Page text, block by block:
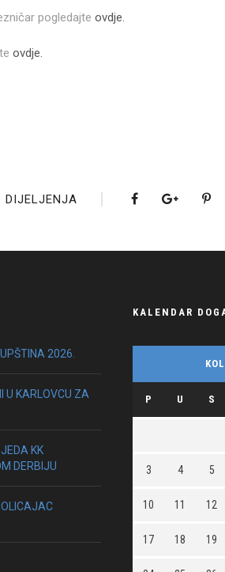
pogledajte ovdje.
ovdje.
DIJELJENJA
2026.
U KARLOVCU ZA
KK
DERBIJU
KALENDAR
P U S
3 4 5
10 11 12
17 18 19